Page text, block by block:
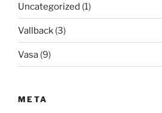
Uncategorized (1)
Vallback (3)
Vasa (9)
META